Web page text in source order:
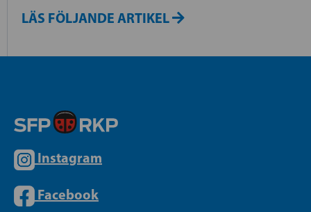
LÄS FÖLJANDE ARTIKEL
Instagram
Facebook